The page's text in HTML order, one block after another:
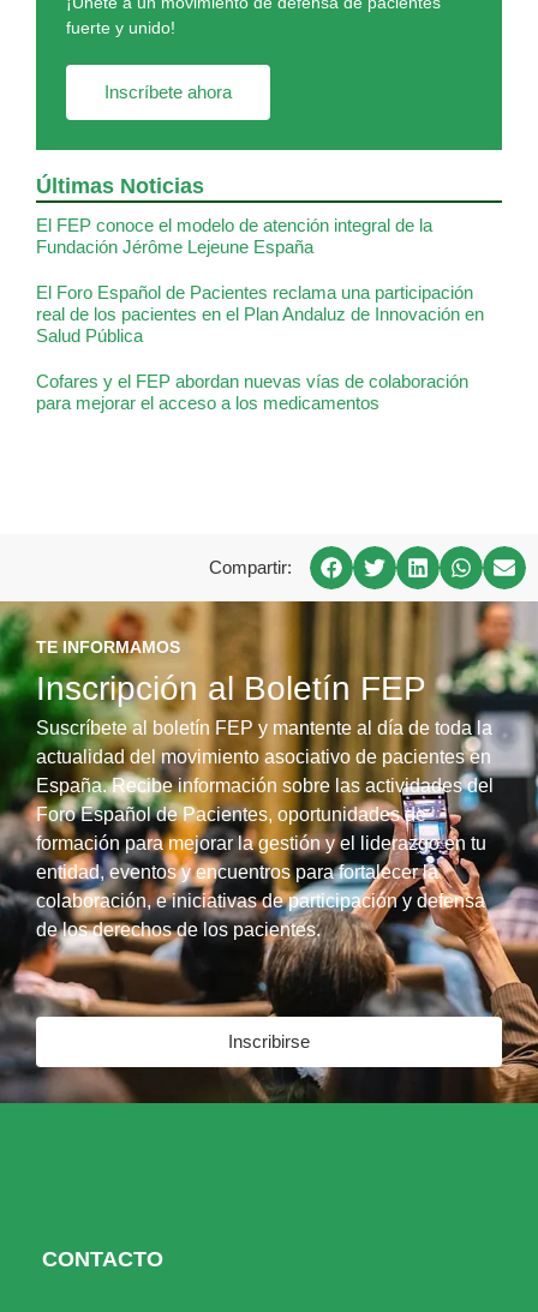
fuerte y unido!
Inscríbete ahora
Últimas Noticias
El FEP conoce el modelo de atención integral de la
Fundación Jérôme Lejeune España
El Foro Español de Pacientes reclama una participación
real de los pacientes en el Plan Andaluz de Innovación en
Salud Pública
Cofares y el FEP abordan nuevas vías de colaboración
para mejorar el acceso a los medicamentos
Compartir:
TE INFORMAMOS
Inscripción al Boletín FEP
Suscríbete al boletín FEP y mantente al día de toda la
actualidad del movimiento asociativo de pacientes en
España. Recibe información sobre las actividades del
Foro Español de Pacientes, oportunidades de
formación para mejorar la gestión y el liderazgo en tu
entidad, eventos y encuentros para fortalecer la
colaboración, e iniciativas de participación y defensa
de los derechos de los pacientes.
Inscribirse
CONTACTO